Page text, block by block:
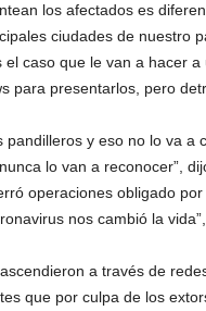
los afectados es
ciudades de nuestro
caso que le van a hacer
para presentarlos, pero
pandilleros y eso no lo va a
lo van a reconocer”,
operaciones obligado
nos cambió la vida”,
a través de
que por culpa de los